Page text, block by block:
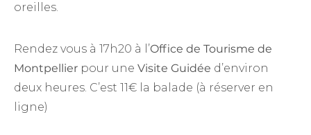
oreilles.
Rendez vous à 17h20 à l’Office de Tourisme de
Montpellier pour une Visite Guidée d’environ
deux heures. C’est 11€ la balade (à réserver en
ligne)